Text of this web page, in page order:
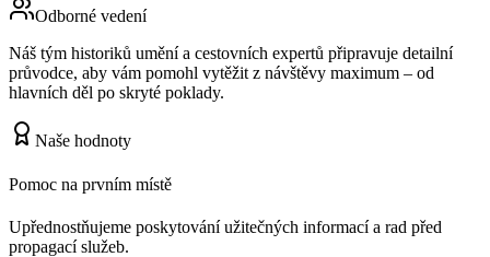
Odborné vedení
Náš tým historiků umění a cestovních expertů připravuje detailní
průvodce, aby vám pomohl vytěžit z návštěvy maximum – od
hlavních děl po skryté poklady.
Naše hodnoty
Pomoc na prvním místě
Upřednostňujeme poskytování užitečných informací a rad před
propagací služeb.